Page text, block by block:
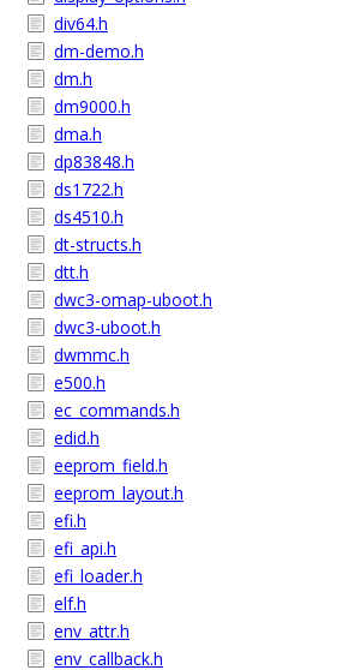
div64.h
dm-demo.h
dm.h
dm9000.h
dma.h
dp83848.h
ds1722.h
ds4510.h
dt-structs.h
dtt.h
dwc3-omap-uboot.h
dwc3-uboot.h
dwmmc.h
e500.h
ec_commands.h
edid.h
eeprom_field.h
eeprom_layout.h
efi.h
efi_api.h
efi_loader.h
elf.h
env_attr.h
env_callback.h